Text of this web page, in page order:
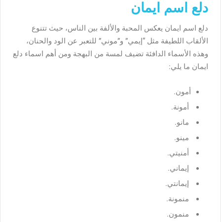
دلع اسم ايمان
دلع اسم ايمان يعكس المحبة والألفة بين الناس، حيث تتنوع
الألقاب اللطيفة مثل “إيمي” و”موني” للتعبر عن الود والحنان،
وهذه الأسماء الدافئة تضيف لمسة من البهجة ومن أهم اسماء دلع
ايمان ما يلي:
أمون.
أمونة.
مانو.
مينو.
أمنيتي.
إيماني.
إيمانتي.
منمونة.
منمون.